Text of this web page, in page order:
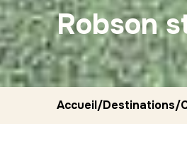
Robson
Accueil/Destinations/